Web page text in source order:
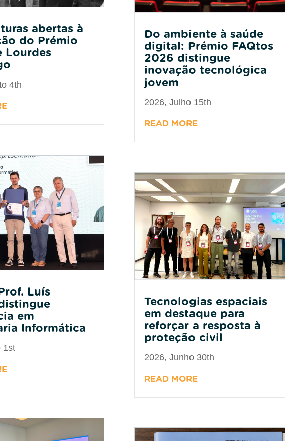
abertas à
do Prémio
Lourdes
4th
Luís
em
Informática
1st
Do ambiente à saúde
digital: Prémio FAQtos
2026 distingue
inovação tecnológica
jovem
2026, Julho 15th
READ MORE
Tecnologias espaciais
em destaque para
reforçar a resposta à
proteção civil
2026, Junho 30th
READ MORE